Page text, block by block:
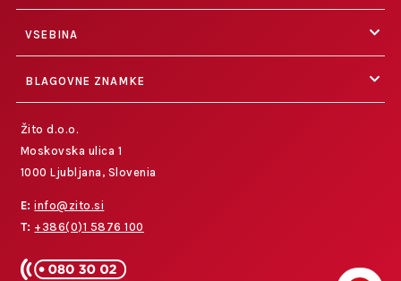
VSEBINA
BLAGOVNE ZNAMKE
Žito d.o.o.
Moskovska ulica 1
1000 Ljubljana, Slovenia
E: info@zito.si
T: +386(0)1 5876 100